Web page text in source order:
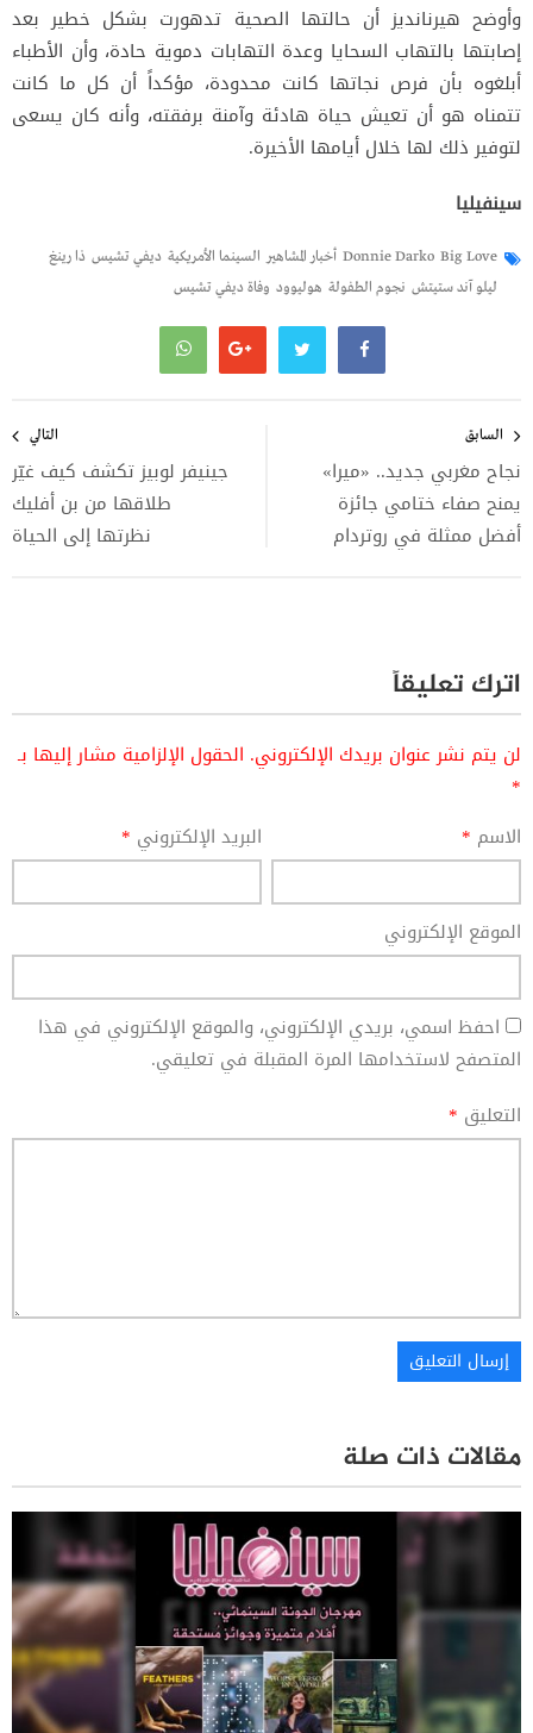
وأوضح هيرنانديز أن حالتها الصحية تدهورت بشكل خطير بعد
إصابتها بالتهاب السحايا وعدة التهابات دموية حادة، وأن الأطباء
أبلغوه بأن فرص نجاتها كانت محدودة، مؤكداً أن كل ما كانت
تتمناه هو أن تعيش حياة هادئة وآمنة برفقته، وأنه كان يسعى
لتوفير ذلك لها خلال أيامها الأخيرة.
سينفيليا
Big Love
Donnie Darko أخبار المشاهير السينما الأمريكية ديفي تشيس ذا رينغ
ليلو آند ستيتش نجوم الطفولة هوليوود وفاة ديفي تشيس
المقالات
السابق
نجاح مغربي جديد.. «ميرا»
يمنح صفاء ختامي جائزة
أفضل ممثلة في روتردام
التالي
جينيفر لوبيز تكشف كيف غيّر
طلاقها من بن أفليك
نظرتها إلى الحياة
اترك تعليقاً
لن يتم نشر عنوان بريدك الإلكتروني. الحقول الإلزامية مشار إليها بـ
*
الاسم * البريد الإلكتروني *
الموقع الإلكتروني
احفظ اسمي، بريدي الإلكتروني، والموقع الإلكتروني في هذا
المتصفح لاستخدامها المرة المقبلة في تعليقي.
التعليق *
مقالات ذات صلة